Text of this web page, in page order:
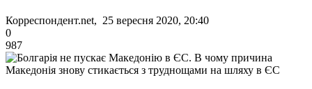
Корреспондент.net, 25 вересня 2020, 20:40
0
987
Македонія знову стикається з труднощами на шляху в ЄС